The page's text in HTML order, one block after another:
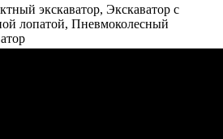
экскаватор, Экскаватор с
лопатой, Пневмоколесный